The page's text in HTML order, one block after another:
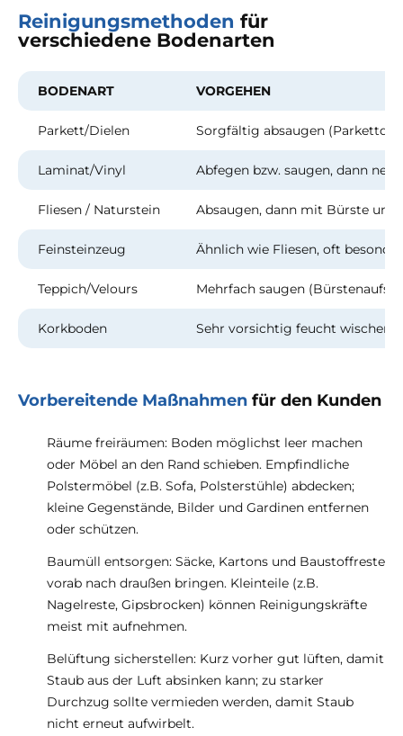
Reinigungsmethoden für
verschiedene Bodenarten
BODENART VORGEHEN
Parkett/Dielen Sorgfältig absaugen
Laminat/Vinyl Abfegen bzw. saugen, dann
Fliesen / Naturstein Absaugen, dann mit Bürste und
Feinsteinzeug Ähnlich wie Fliesen, oft
Teppich/Velours Mehrfach saugen
Korkboden Sehr vorsichtig feucht wischen,
Vorbereitende Maßnahmen für den Kunden
Räume freiräumen: Boden möglichst leer machen
oder Möbel an den Rand schieben. Empfindliche
Polstermöbel (z.B. Sofa, Polsterstühle) abdecken;
kleine Gegenstände, Bilder und Gardinen entfernen
oder schützen.
Baumüll entsorgen: Säcke, Kartons und Baustoffreste
vorab nach draußen bringen. Kleinteile (z.B.
Nagelreste, Gipsbrocken) können Reinigungskräfte
meist mit aufnehmen.
Belüftung sicherstellen: Kurz vorher gut lüften, damit
Staub aus der Luft absinken kann; zu starker
Durchzug sollte vermieden werden, damit Staub
nicht erneut aufwirbelt.